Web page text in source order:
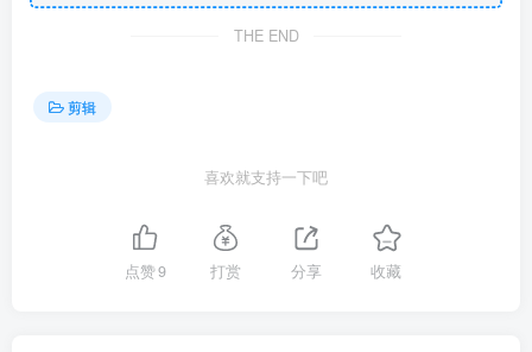
THE END
剪辑
喜欢就支持一下吧
点赞9 打赏 分享 收藏